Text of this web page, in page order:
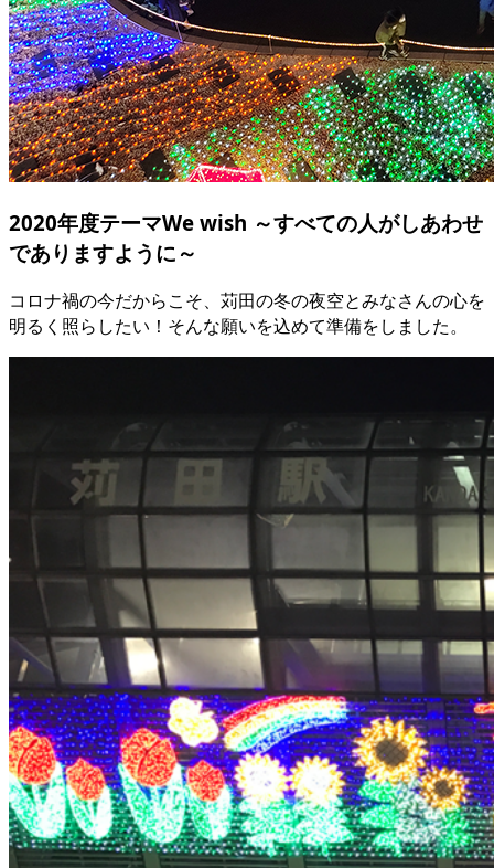
2020年度テーマWe wish ～すべての人がしあわせ
でありますように～
コロナ禍の今だからこそ、苅田の冬の夜空とみなさんの心を
明るく照らしたい！そんな願いを込めて準備をしました。